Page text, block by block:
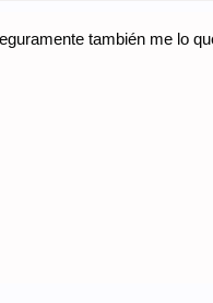
también me lo